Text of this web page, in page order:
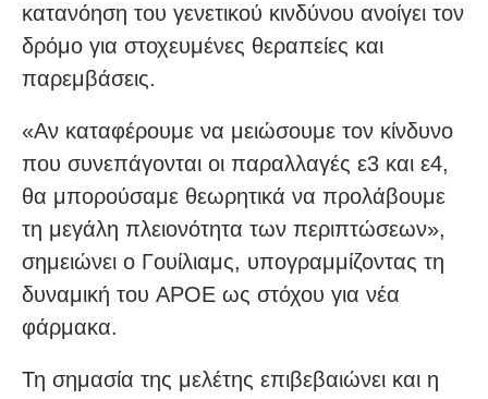
κατανόηση του γενετικού κινδύνου ανοίγει τον
δρόμο για στοχευμένες θεραπείες και
παρεμβάσεις.
«Αν καταφέρουμε να μειώσουμε τον κίνδυνο
που συνεπάγονται οι παραλλαγές ε3 και ε4,
θα μπορούσαμε θεωρητικά να προλάβουμε
τη μεγάλη πλειονότητα των περιπτώσεων»,
σημειώνει ο Γουίλιαμς, υπογραμμίζοντας τη
δυναμική του APOE ως στόχου για νέα
φάρμακα.
Τη σημασία της μελέτης επιβεβαιώνει και η